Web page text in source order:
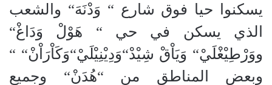
يسكنوا حيا فوق شارع “ وَدْنَهَ“ والشعب
الذي يسكن في حي “ هَوْلْ وَدَاغْ“
ووَرْطِيْغْلَيْ“ وَيَاْقْ شِيْدْ“وَدِيْنِيْلَيْ“وَكَاْرَاْنْ“
“
وبعض المناطق من “هُدَنْ“ وجميع